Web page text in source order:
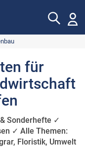
für
Sonderhefte ✓
✓ Alle Themen:
Floristik, Umwelt